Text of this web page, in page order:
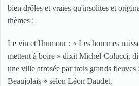
bien drôles et vraies qu'insolites et
thèmes :
Le vin et l'humour : « Les hommes
mettent à boire » dixit Michel Colucci,
une ville arrosée par trois grands
Beaujolais » selon Léon Daudet.